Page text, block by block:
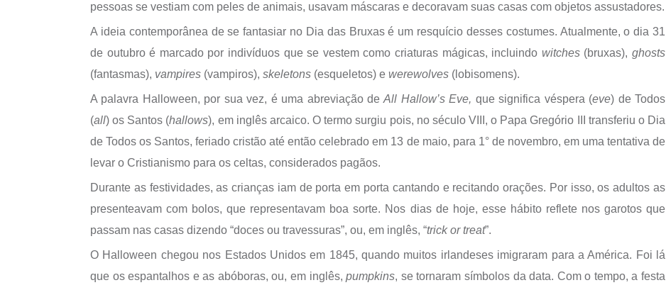
pessoas se vestiam com peles de animais, usavam máscaras e decoravam suas casas com objetos assustadores.
A ideia contemporânea de se fantasiar no Dia das Bruxas é um resquício desses costumes. Atualmente, o dia 31
de outubro é marcado por indivíduos que se vestem como criaturas mágicas, incluindo witches (bruxas),ghosts
(fantasmas), vampires (vampiros), skeletons (esqueletos) e werewolves (lobisomens).
A palavra Halloween, por sua vez, é uma abreviação deAll Hallow’s Eve, que significa véspera (eve) de Todos
(all) os Santos (hallows), em inglês arcaico. O termo surgiu pois, no século VIII, o Papa Gregório III transferiu o Dia
de Todos os Santos, feriado cristão até então celebrado em 13 de maio, para 1° de novembro, em uma tentativa de
levar o Cristianismo para os celtas, considerados pagãos.
Durante as festividades, as crianças iam de porta em porta cantando e recitando orações. Por isso, os adultos as
presenteavam com bolos, que representavam boa sorte. Nos dias de hoje, esse hábito reflete nos garotos que
passam nas casas dizendo “doces ou travessuras”, ou, em inglês, “trick or treat”.
O Halloween chegou nos Estados Unidos em 1845, quando muitos irlandeses imigraram para a América. Foi lá
que os espantalhos e as abóboras, ou, em inglês,pumpkins, se tornaram símbolos da data. Com o tempo, a festa